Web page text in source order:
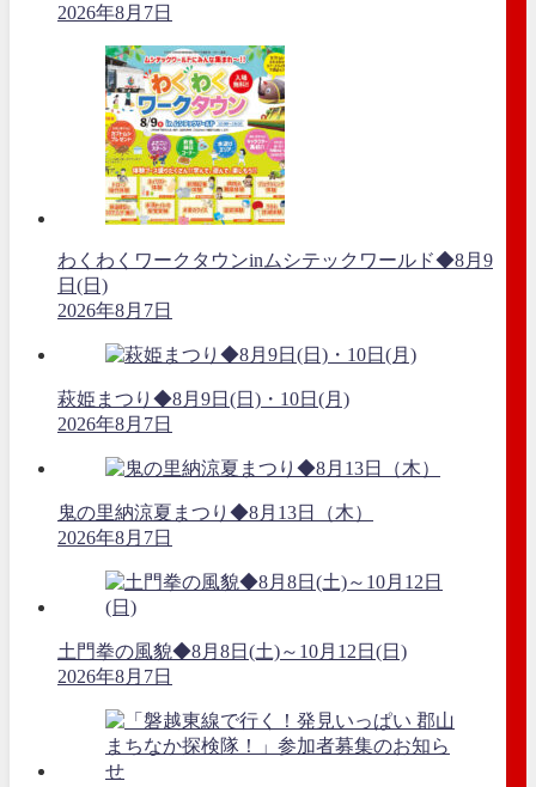
2026年8月7日
わくわくワークタウンinムシテックワールド◆8月9
日(日)
2026年8月7日
萩姫まつり◆8月9日(日)・10日(月)
2026年8月7日
鬼の里納涼夏まつり◆8月13日（木）
2026年8月7日
土門拳の風貌◆8月8日(土)～10月12日(日)
2026年8月7日